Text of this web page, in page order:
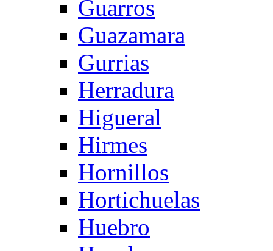
Guarros
Guazamara
Gurrias
Herradura
Higueral
Hirmes
Hornillos
Hortichuelas
Huebro